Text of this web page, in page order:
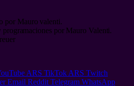
por Mauro valenti.
programaciones por Mauro Valenti.
ARS TikTok ARS Twitch
Email Reddit Telegram WhatsApp